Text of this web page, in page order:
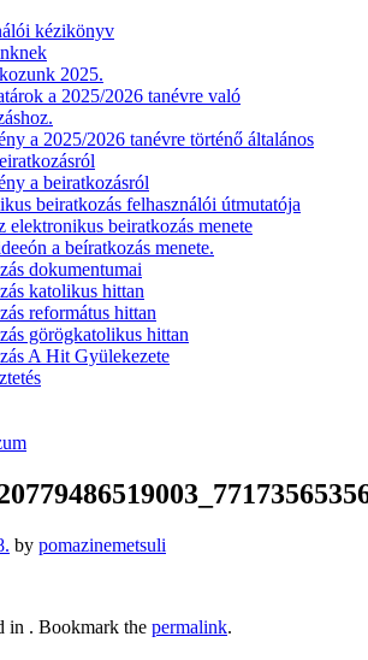
kézikönyv
2025.
a 2025/2026 tanévre való
a 2025/2026 tanévre történő általános
a beiratkozásról
beiratkozás felhasználói útmutatója
elektronikus beiratkozás menete
a beíratkozás menete.
dokumentumai
katolikus hittan
református hittan
görögkatolikus hittan
A Hit Gyülekezete
by pomazinemetsuli
in . Bookmark the permalink.